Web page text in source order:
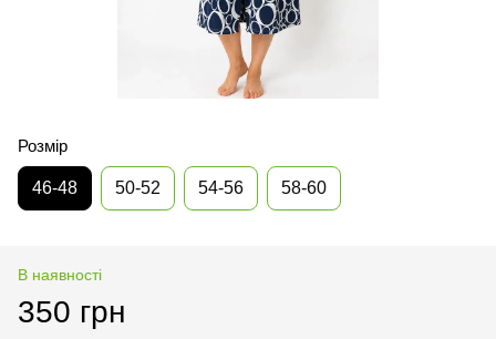
Розмір
46-48 50-52 54-56 58-60
В наявності
350 грн